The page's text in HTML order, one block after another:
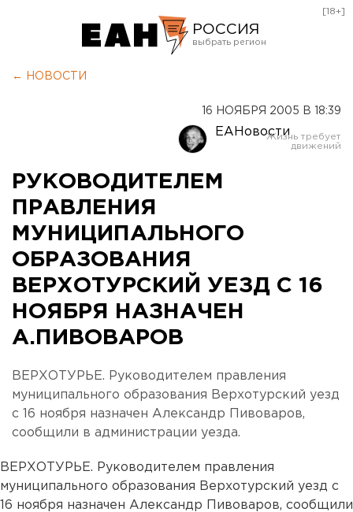
РОССИЯ
Оренбург
[18+]
← НОВОСТИ
16 НОЯБРЯ 2005 В 18:39
ЕАНовости
РУКОВОДИТЕЛЕМ
ПРАВЛЕНИЯ
МУНИЦИПАЛЬНОГО
ОБРАЗОВАНИЯ
ВЕРХОТУРСКИЙ УЕЗД С 16
НОЯБРЯ НАЗНАЧЕН
А.ПИВОВАРОВ
ВЕРХОТУРЬЕ. Руководителем правления
муниципального образования Верхотурский уезд
с 16 ноября назначен Александр Пивоваров,
сообщили в администрации уезда.
ВЕРХОТУРЬЕ. Руководителем правления
муниципального образования Верхотурский уезд с
16 ноября назначен Александр Пивоваров, сообщили